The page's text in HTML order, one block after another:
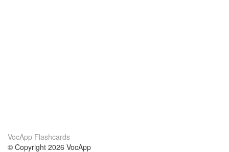
VocApp Flashcards
© Copyright 2026 VocApp